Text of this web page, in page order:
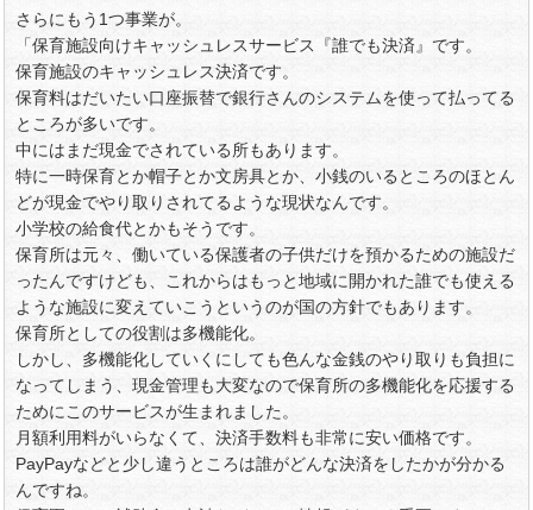
さらにもう1つ事業が。
「保育施設向けキャッシュレスサービス『誰でも決済』です。
保育施設のキャッシュレス決済です。
保育料はだいたい口座振替で銀行さんのシステムを使って払ってる
ところが多いです。
中にはまだ現金でされている所もあります。
特に一時保育とか帽子とか文房具とか、小銭のいるところのほとん
どが現金でやり取りされてるような現状なんです。
小学校の給食代とかもそうです。
保育所は元々、働いている保護者の子供だけを預かるための施設だ
ったんですけども、これからはもっと地域に開かれた誰でも使える
ような施設に変えていこうというのが国の方針でもあります。
保育所としての役割は多機能化。
しかし、多機能化していくにしても色んな金銭のやり取りも負担に
なってしまう、現金管理も大変なので保育所の多機能化を応援する
ためにこのサービスが生まれました。
月額利用料がいらなくて、決済手数料も非常に安い価格です。
PayPayなどと少し違うところは誰がどんな決済をしたかが分かる
んですね。